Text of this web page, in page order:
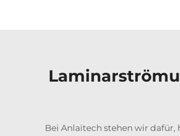
Bei Anlaitech stehen wir